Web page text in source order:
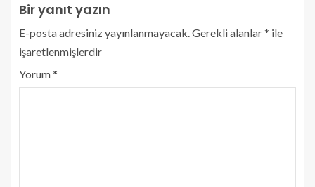
Bir yanıt yazın
E-posta adresiniz yayınlanmayacak.Gerekli alanlar* ile
işaretlenmişlerdir
Yorum*